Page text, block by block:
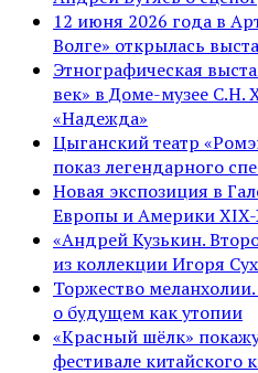
12 июня 2026 года в
Волге» открылась
Этнографическая
век» в Доме-музее С.Н.
«Надежда»
Цыганский театр
показ легендарного
Новая экспозиция в
Европы и Америки XIX-
«Андрей Кузькин.
из коллекции Игоря
Торжество
о будущем как утопии
«Красный шёлк»
фестивале китайского